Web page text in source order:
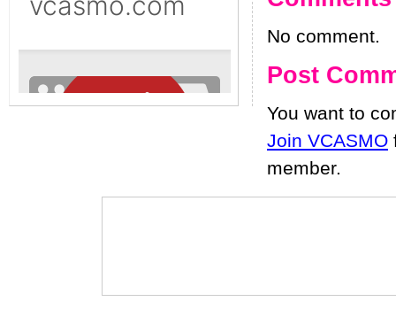
No comment.
Post
You want to
Join VCASMO
member.